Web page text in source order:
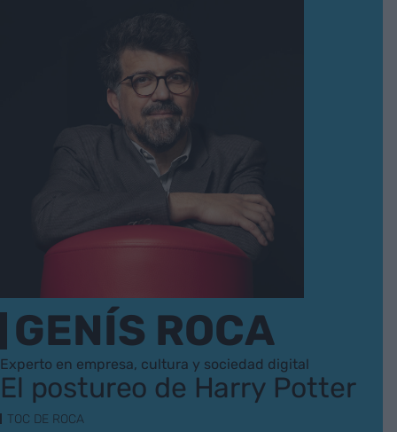
GENÍS ROCA
Experto en empresa, cultura y sociedad digital
El postureo de Harry Potter
TOC DE ROCA